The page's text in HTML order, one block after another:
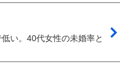
い。40代女性の未婚率と